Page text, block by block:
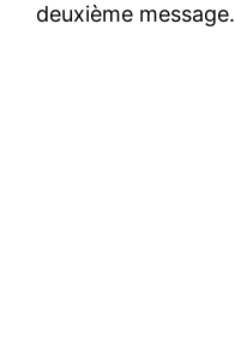
deuxième message.